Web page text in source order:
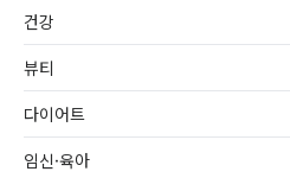
건강
뷰티
다이어트
임신·육아